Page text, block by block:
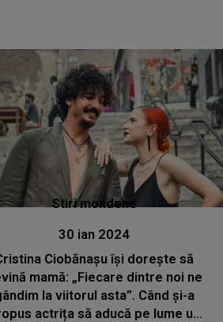
Stiri mondene
30 ian 2024
Ciobănașu își dorește să
mamă: „Fiecare dintre noi ne
la viitorul asta”. Când și-a
actrița să aducă pe lume un